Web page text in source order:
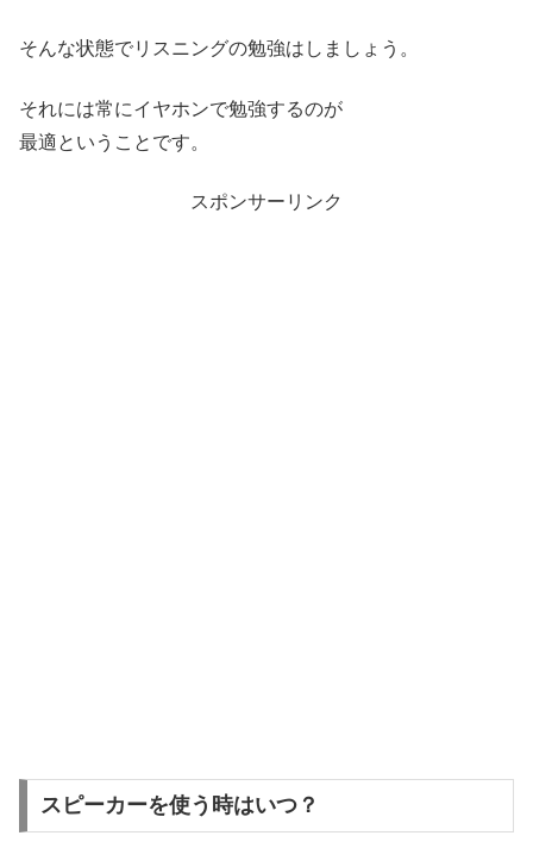
そんな状態でリスニングの勉強はしましょう。
それには常にイヤホンで勉強するのが
最適ということです。
スポンサーリンク
スピーカーを使う時はいつ？